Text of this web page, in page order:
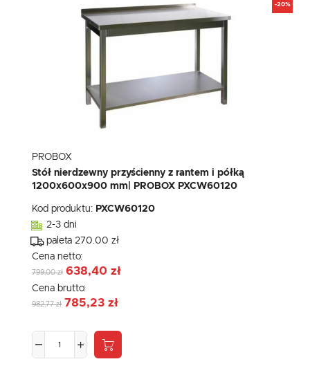
-20%
PROBOX
Stół nierdzewny przyścienny z rantem i półką
1200x600x900 mm| PROBOX PXCW60120
Kod produktu: PXCW60120
2-3 dni
paleta 270.00 zł
Cena netto:
799,00 zł 638,40 zł
Cena brutto:
982,77 zł 785,23 zł